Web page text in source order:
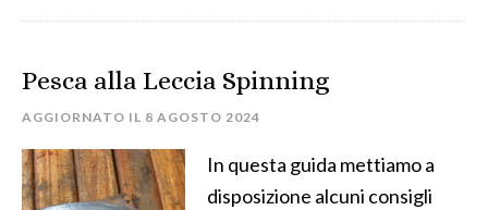
Pesca alla Leccia Spinning
AGGIORNATO IL 8 AGOSTO 2024
In questa guida mettiamo a
disposizione alcuni consigli